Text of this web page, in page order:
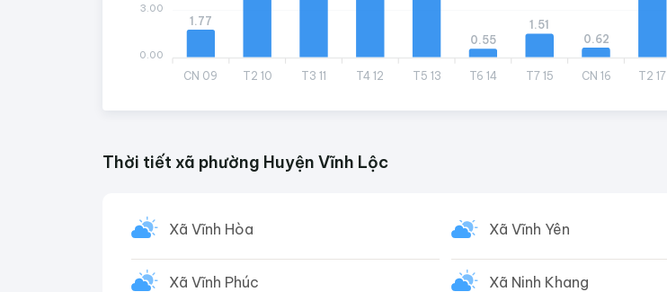
CN 09 T2 10 T3 11 T4 12 T5 13 T6 14 T7 15 CN 16 T2 17
1.77
0.55
1.51
0.62
3.00
0.00
Thời tiết xã phường Huyện Vĩnh Lộc
Xã Vĩnh Hòa
Xã Vĩnh Phúc
Xã Vĩnh Yên
Xã Ninh Khang